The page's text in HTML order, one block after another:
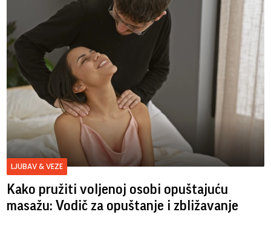
LJUBAV & VEZE
Kako pružiti voljenoj osobi opuštajuću
masažu: Vodič za opuštanje i zbližavanje